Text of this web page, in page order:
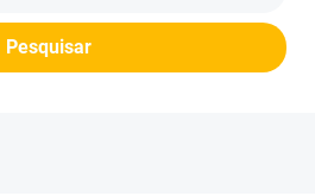
Pesquisar